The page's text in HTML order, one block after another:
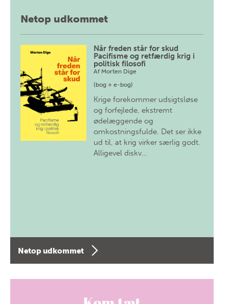
Netop udkommet
Når freden står for skud
Pacifisme og retfærdig krig i
politisk filosofi
Af Morten Dige
(bog + e-bog)
Krige forekommer udsigtsløse
og forfejlede, ekstremt
ødelæggende og
omkostningsfulde. Det ser ikke
ud til, at krig virker særlig godt.
Alligevel diskv…
Netop udkommet